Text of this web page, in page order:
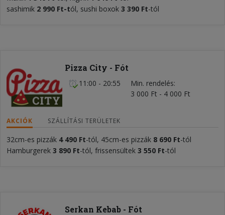
sashimik 2 990 Ft-tól, sushi boxok 3 390 Ft-tól
Pizza City - Fót
11:00 - 20:55
Min. rendelés
3 000 Ft - 4 000 Ft
AKCIÓK SZÁLLÍTÁSI TERÜLETEK
32cm-es pizzák 4 490 Ft-tól, 45cm-es pizzák 8 690 Ft-tól
Hamburgerek 3 890 Ft-tól, frissensültek 3 550 Ft-tól
Serkan Kebab - Fót